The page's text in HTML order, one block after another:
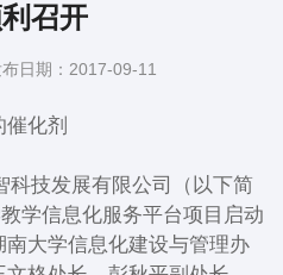
召开
日期：2017-09-11
化剂
科技发展有限公司（以下简
学信息化服务平台项目启动
大学信息化建设与管理办